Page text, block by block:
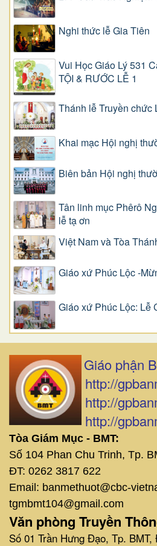
Nghi thức lễ Gia Tiên
Vui Học Giáo Lý 531
TỘI & RƯỚC LỄ 1
Thánh lễ Truyền chức
Khai mạc Hội nghị
Biên bản Hội nghị
Tân linh mục Phêrô
lễ tạ ơn
Việt Nam và Tòa
Giáo xứ Phúc Lộc -
Giáo xứ Phúc Lộc: Lễ
Giáo phận
http://
http://
http://
Tòa Giám Mục - BMT:
Số 104 Phan Chu Trinh, Tp.
ĐT: 0262 3817 622
Email: banmethuot@cbc-
tgmbmt104@gmail.com
Văn phòng Truyền
Số 01 Trần Hưng Đạo, Tp.